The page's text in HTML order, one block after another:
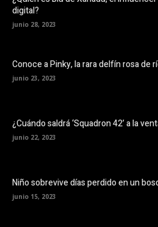
digital?
junio 28, 2023
Conoce a Pinky, la rara delfín rosa de
junio 23, 2023
¿Cuándo saldrá ‘Squadron 42’ a la
junio 22, 2023
Niño sobrevive días perdido en un
junio 15, 2023